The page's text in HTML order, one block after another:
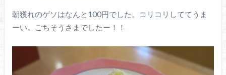
朝獲れのゲソはなんと100円でした。コリコリしててうま
ーい。ごちそうさまでしたー！！